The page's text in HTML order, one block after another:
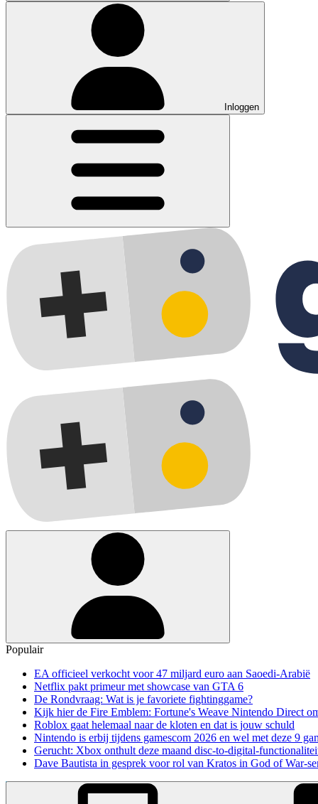
Inloggen
Populair
EA officieel verkocht voor 47 miljard euro aan Saoedi-Arabië
Netflix pakt primeur met showcase van GTA 6
De Rondvraag: Wat is je favoriete fightinggame?
Kijk hier de Fire Emblem: Fortune's Weave Nintendo Direct
Roblox gaat helemaal naar de kloten en dat is jouw schuld
Nintendo is erbij tijdens gamescom 2026 en wel met deze 9
Gerucht: Xbox onthult deze maand disc-to-digital-
Dave Bautista in gesprek voor rol van Kratos in God of War-